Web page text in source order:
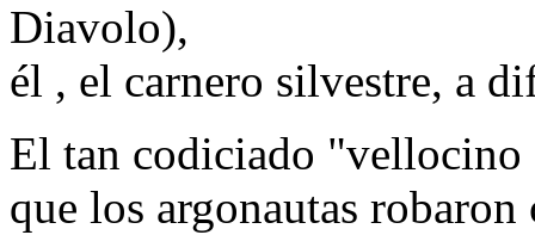
Diavolo),
él , el carnero silvestre, a
El tan codiciado "vellocino
que los argonautas